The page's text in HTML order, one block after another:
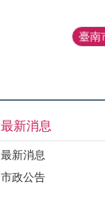
臺南
最新消息
最新消息
市政公告